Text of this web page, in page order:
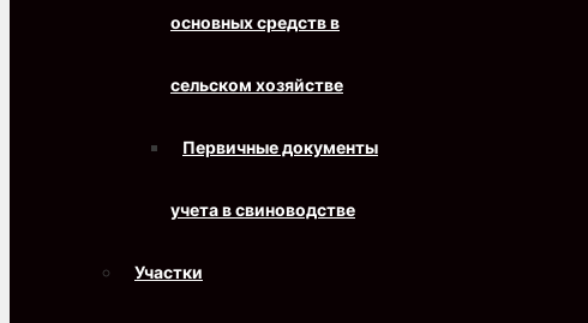
основных средств в
сельском хозяйстве
Первичные документы
учета в свиноводстве
Участки